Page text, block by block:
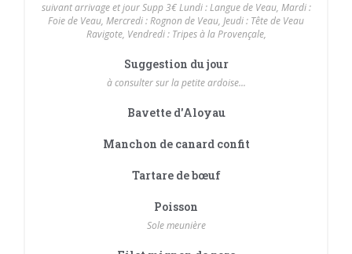
suivant arrivage et jour Supp 3€ Lundi : Langue de Veau, Mardi :
Foie de Veau, Mercredi : Rognon de Veau, Jeudi : Tête de Veau
Ravigote, Vendredi : Tripes à la Provençale,
Suggestion du jour
à consulter sur la petite ardoise...
Bavette d'Aloyau
Manchon de canard confit
Tartare de bœuf
Poisson
Sole meunière